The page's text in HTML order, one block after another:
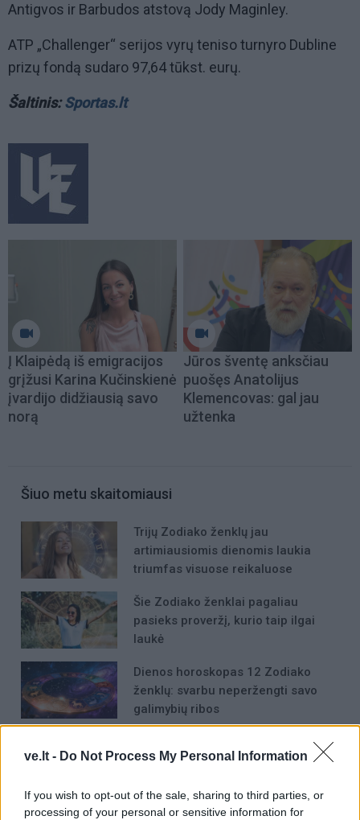
ve.lt - Do Not Process My Personal Information
If you wish to opt-out of the sale, sharing to third parties, or
processing of your personal or sensitive information for
Antigvos ir Barbudos atstovą Jody Maginley.
ATP „Challenger“ serijos vyrų teniso turnyro Dubline
prizų fondą sudaro 97,64 tūkst. eurų.
Šaltinis:Sportas.lt
Į Klaipėdą iš emigracijos
grįžusi Karina Kučinskienė
įvardijo didžiausią savo
norą
Jūros šventę anksčiau
puošęs Anatolijus
Klemencovas: gal jau
užtenka
Šiuo metu skaitomiausi
Trijų Zodiako ženklų jau
artimiausiomis dienomis laukia
triumfas visuose reikaluose
Šie Zodiako ženklai pagaliau
pasieks proveržį, kurio taip ilgai
laukė
Dienos horoskopas 12 Zodiako
ženklų: svarbu neperžengti savo
galimybių ribos